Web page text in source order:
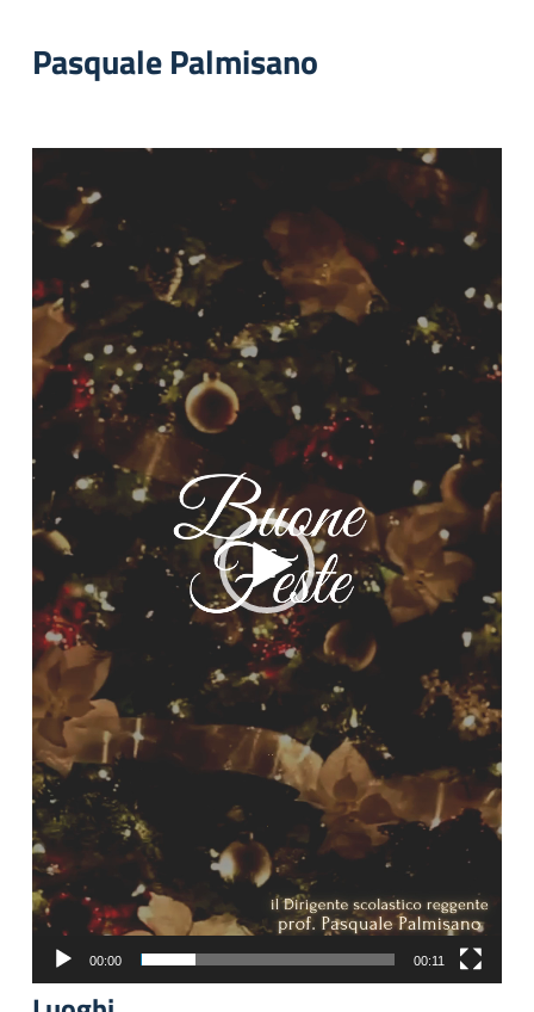
Pasquale Palmisano
Player
00:00 00:11